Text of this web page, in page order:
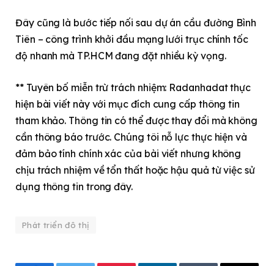
Đây cũng là bước tiếp nối sau dự án cầu đường Bình
Tiên – công trình khởi đầu mạng lưới trục chính tốc
độ nhanh mà TP.HCM đang đặt nhiều kỳ vọng.
** Tuyên bố miễn trừ trách nhiệm: Radanhadat thực
hiện bài viết này với mục đích cung cấp thông tin
tham khảo. Thông tin có thể được thay đổi mà không
cần thông báo trước. Chúng tôi nỗ lực thực hiện và
đảm bảo tính chính xác của bài viết nhưng không
chịu trách nhiệm về tổn thất hoặc hậu quả từ việc sử
dụng thông tin trong đây.
Phát triển đô thị